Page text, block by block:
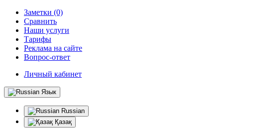
Заметки (0)
Сравнить
Наши услуги
Тарифы
Реклама на сайте
Вопрос-ответ
Личный кабинет
Язык
Russian
Қазақ